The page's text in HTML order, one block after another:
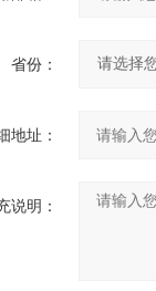
省份：
地址：
说明：